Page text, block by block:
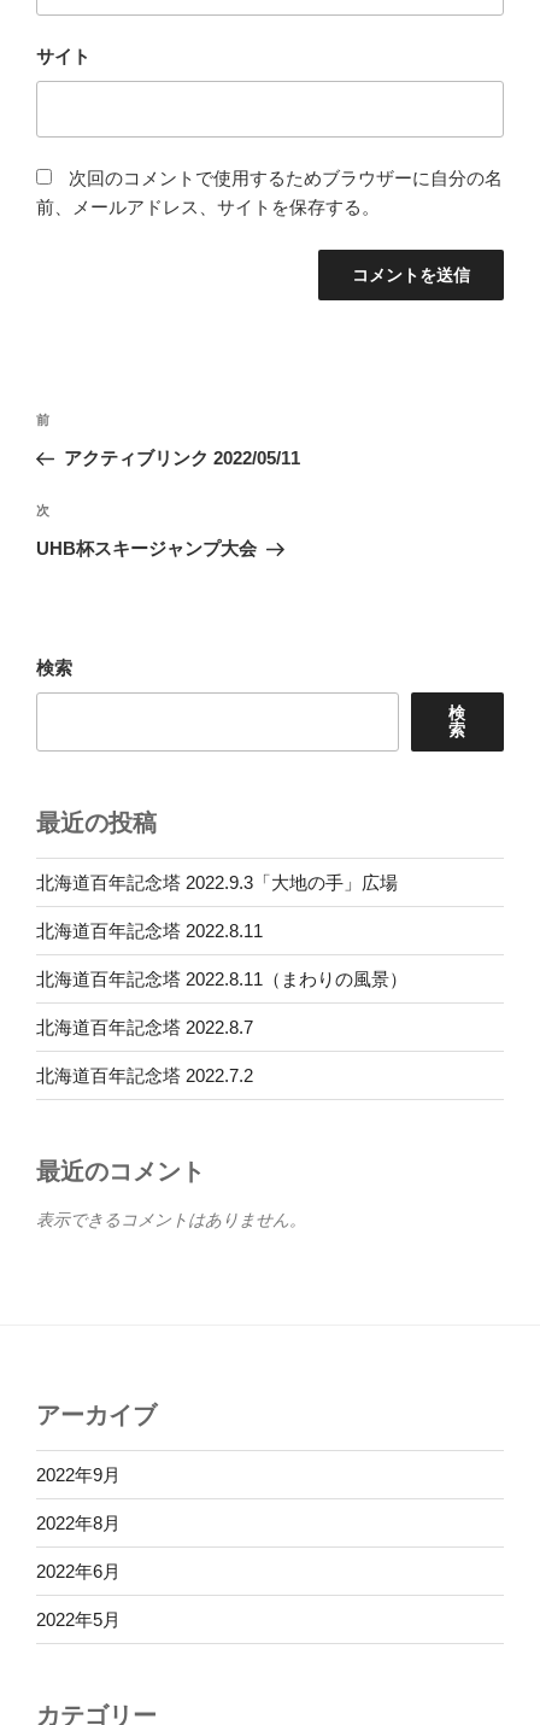
サイト
次回のコメントで使用するためブラウザーに自分の名
前、メールアドレス、サイトを保存する。
投
ナ
ビ
ゲ
ン
前
の
稿
前
アクティブリンク 2022/05/11
次
の
次
UHB杯スキージャンプ大会
検索
検
索
最近の投稿
北海道百年記念塔 2022.9.3「大地の手」広場
北海道百年記念塔 2022.8.11
北海道百年記念塔 2022.8.11（まわりの風景）
北海道百年記念塔 2022.8.7
北海道百年記念塔 2022.7.2
最近のコメント
表示できるコメントはありません。
アーカイブ
2022年9月
2022年8月
2022年6月
2022年5月
カテゴリー